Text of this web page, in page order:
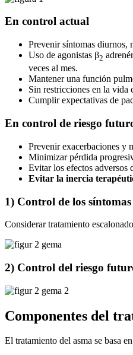
En control actual
Prevenir síntomas diurnos,
Uso de agonistas β2
veces al mes.
Mantener una función
Sin restricciones en la
Cumplir expectativas de
En control de riesgo
Prevenir exacerbaciones y
Minimizar pérdida
Evitar los efectos adversos
Evitar la inercia
1) Control de los síntomas
Considerar tratamiento
2) Control del riesgo
Componentes del
El tratamiento del asma se basa